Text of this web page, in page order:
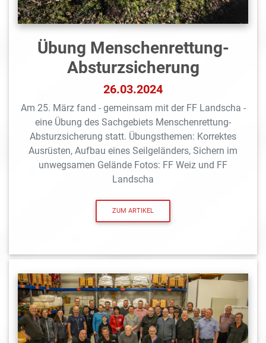
Übung Menschenrettung-
Absturzsicherung
26.03.2024
Am 25. März fand - gemeinsam mit der FF Landscha -
eine Übung des Sachgebiets Menschenrettung-
Absturzsicherung statt. Übungsthemen: Korrektes
Ausrüsten, Aufbau eines Seilgeländers, Sichern im
unwegsamen Gelände Fotos: FF Weiz und FF
Landscha
ZUM ARTIKEL